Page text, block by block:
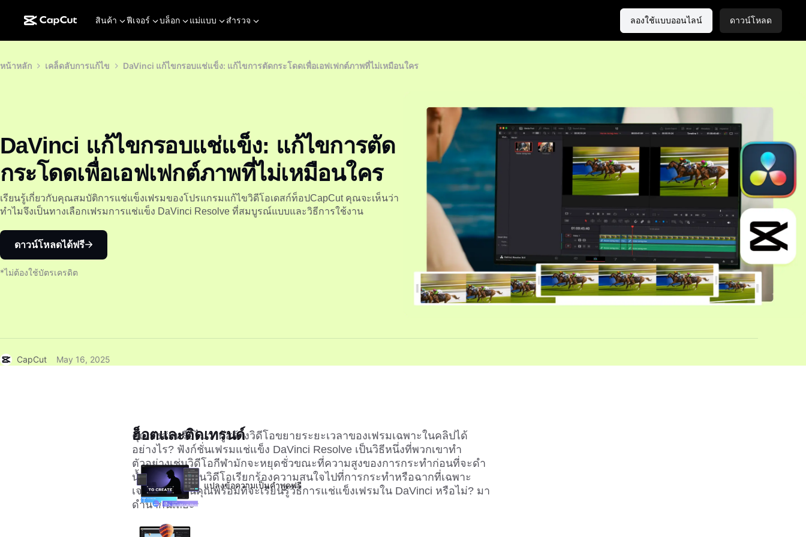
สินค้า ฟีเจอร์ บล็อก แม่แบบ สำรวจ ลองใช้แบบออนไลน์ ดาวน์โหลด
หน้าหลัก เคล็ดลับการแก้ไข DaVinci แก้ไขกรอบแช่แข็ง: แก้ไขการตัดกระโดดเพื่อเอฟเฟกต์ภาพที่ไม่เหมือนใคร
DaVinci แก้ไขกรอบแช่แข็ง: แก้ไขการตัด
กระโดดเพื่อเอฟเฟกต์ภาพที่ไม่เหมือนใคร
เรียนรู้เกี่ยวกับคุณสมบัติการแช่แข็งเฟรมของโปรแกรมแก้ไขวิดีโอเดสก์ท็อปCapCut คุณจะเห็นว่า
ทำไมจึงเป็นทางเลือกเฟรมการแช่แข็ง DaVinci Resolve ที่สมบูรณ์แบบและวิธีการใช้งาน
ดาวน์โหลดได้ฟรี
*ไม่ต้องใช้บัตรเครดิต
CapCut May 16, 2025
คุณสงสัยหรือไม่ว่าผู้สร้างวิดีโอขยายระยะเวลาของเฟรมเฉพาะในคลิปได้
อย่างไร? ฟังก์ชั่นเฟรมแช่แข็ง DaVinci Resolve เป็นวิธีหนึ่งที่พวกเขาทำ
ตัวอย่างเช่นวิดีโอกีฬามักจะหยุดชั่วขณะที่ความสูงของการกระทำก่อนที่จะดำ
น้ำกลับเข้าไปในวิดีโอเรียกร้องความสนใจไปที่การกระทำหรือฉากที่เฉพาะ
เจาะจง ดังนั้นคุณพร้อมที่จะเรียนรู้วิธีการแช่แข็งเฟรมใน DaVinci หรือไม่? มา
ดำน้ำกันเถอะ
ฮ็อตและติดเทรนด์
แปลงข้อความเป็นคำพูดฟรี